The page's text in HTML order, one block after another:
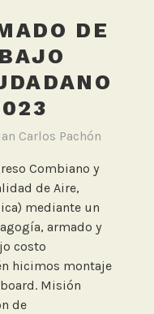
DE
Carlos Pachón
Combiano y
de Aire,
mediante un
armado y
costo
hicimos montaje
Misión
de